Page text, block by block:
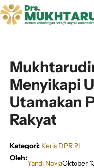
Langsung
ke
Menyikapi
Utamakan
Rakyat
Kategori: Kerja DPR RI
Oleh:
Yandi NoviaOktober